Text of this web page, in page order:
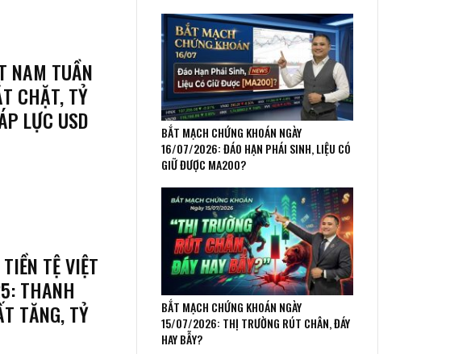
NAM TUẦN
CHẶT, TỶ
LỰC USD
TỆ VIỆT
THANH
TĂNG, TỶ
BẮT MẠCH CHỨNG KHOÁN NGÀY
16/07/2026: ĐÁO HẠN PHÁI SINH, LIỆU CÓ
GIỮ ĐƯỢC MA200?
BẮT MẠCH CHỨNG KHOÁN NGÀY
15/07/2026: THỊ TRƯỜNG RÚT CHÂN, ĐÁY
HAY BẪY?